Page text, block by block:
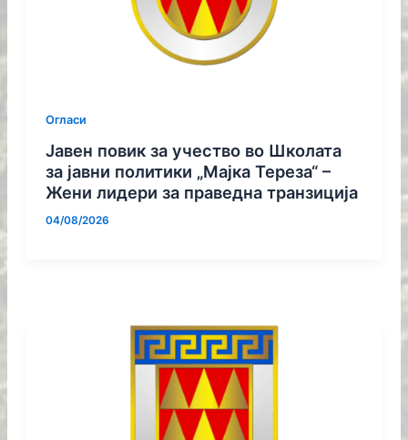
Огласи
Јавен повик за учество во Школата
за јавни политики „Мајка Тереза“ –
Жени лидери за праведна транзиција
04/08/2026